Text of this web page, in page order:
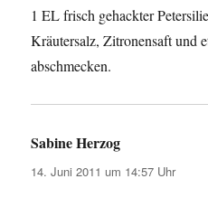
1 EL frisch gehackter
Kräutersalz, Zitronensaft und
abschmecken.
Sabine Herzog
14. Juni 2011 um 14:57 Uhr